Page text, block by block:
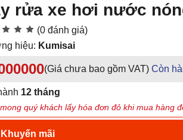
rửa xe hơi nước
(0 đánh giá)
hiệu: Kumisai
(Giá chưa bao gồm VAT) Còn
12 tháng
quý khách lấy hóa đơn đỏ khi mua hàng
mãi